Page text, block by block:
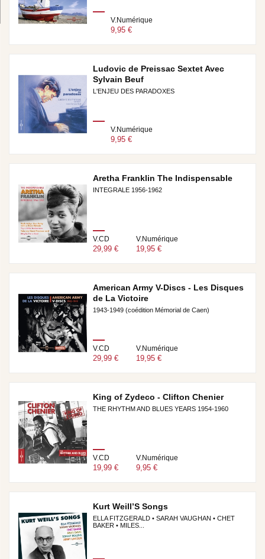
V.Numérique
9,95 €
Ludovic de Preissac Sextet Avec
Sylvain Beuf
L'ENJEU DES PARADOXES
V.Numérique
9,95 €
Aretha Franklin The Indispensable
INTEGRALE 1956-1962
V.CD
29,99 €
V.Numérique
19,95 €
American Army V-Discs - Les Disques
de La Victoire
1943-1949 (coédition Mémorial de Caen)
V.CD
29,99 €
V.Numérique
19,95 €
King of Zydeco - Clifton Chenier
THE RHYTHM AND BLUES YEARS 1954-1960
V.CD
19,99 €
V.Numérique
9,95 €
Kurt Weill’S Songs
ELLA FITZGERALD • SARAH VAUGHAN • CHET
BAKER • MILES...